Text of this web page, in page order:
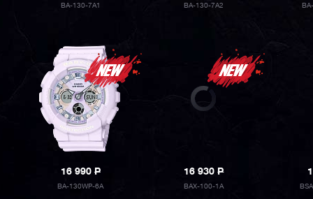
BA-130-7A1 BA-130-7A2
16 990P
BA-130WP-6A
16 930P
BAX-100-1A